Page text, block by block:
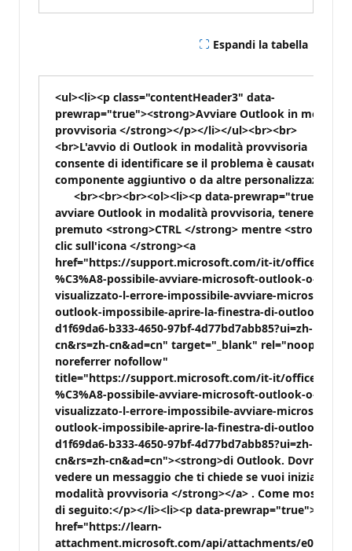
Espandi la tabella
<ul><li><p class="contentHeader3" data-
prewrap="true"><strong>Avviare Outlook in modalità
provvisoria </strong></p></li></ul><br><br>
<br>L'avvio di Outlook in modalità provvisoria
consente di identificare se il problema è causato da
componente aggiuntivo o da altre personalizzazioni.
<br><br><br><ol><li><p data-prewrap="true">Per
avviare Outlook in modalità provvisoria, tenere
premuto <strong>CTRL </strong> mentre <strong>si
clic sull'icona </strong><a
href="https://support.microsoft.com/it-it/office/non-
%C3%A8-possibile-avviare-microsoft-outlook-o-viene-
visualizzato-l-errore-impossibile-avviare-microsoft-
outlook-impossibile-aprire-la-finestra-di-outlook-
d1f69da6-b333-4650-97bf-4d77bd7abb85?ui=zh-
cn&rs=zh-cn&ad=cn" target="_blank" rel="noopener
noreferrer nofollow"
title="https://support.microsoft.com/it-it/office/non-
%C3%A8-possibile-avviare-microsoft-outlook-o-viene-
visualizzato-l-errore-impossibile-avviare-microsoft-
outlook-impossibile-aprire-la-finestra-di-outlook-
d1f69da6-b333-4650-97bf-4d77bd7abb85?ui=zh-
cn&rs=zh-cn&ad=cn"><strong>di Outlook. Dovresti
vedere un messaggio che ti chiede se vuoi iniziare in
modalità provvisoria </strong></a> . Come mostrato
di seguito:</p></li><li><p data-prewrap="true"><a
href="https://learn-
attachment.microsoft.com/api/attachments/